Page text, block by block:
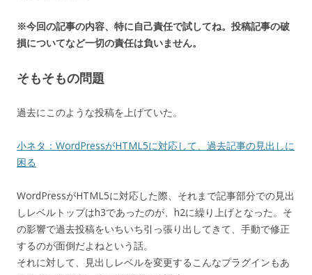
※今回の記事の内容、特に自己責任で試してね。投稿記事の破
損についてなど一切の責任は負いません。
そもそもの問題
過去にこのような投稿を上げていた。
小ネタ：WordPressがHTML5に対応して、過去記事の見出しに
困る
WordPressがHTML5に対応した際、それまで記事部分での見出
しレベルトップはh3であったのが、h2に繰り上げとなった。そ
の影響で過去投稿をいちいち引っ張り出してきて、手動で修正
するのが面倒だよねという話。
それに対して、見出しレベルを変更するこんなプラグインもあ